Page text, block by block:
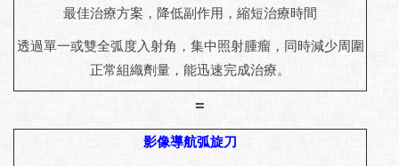
最佳治療方案，降低副作用，縮短治療時間
透過單一或雙全弧度入射角，集中照射腫瘤，同時減少周圍
正常組織劑量，能迅速完成治療。
=
影像導航弧旋刀